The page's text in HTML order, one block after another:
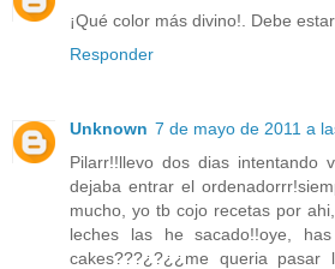
¡Qué color más divino!. Debe
Responder
Unknown 7 de mayo de 2011 a
Pilarr!!llevo dos dias intentando
dejaba entrar el
mucho, yo tb cojo recetas por
leches las he sacado!!oye,
cakes???¿?¿¿me queria pasar